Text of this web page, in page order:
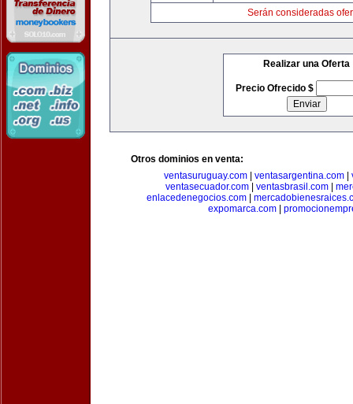
Serán consideradas
Realizar una Oferta
Precio Ofrecido $
Otros dominios en venta:
ventasuruguay.com| ventasargentina.com|
ventasecuador.com| ventasbrasil.com|
enlacedenegocios.com|
expomarca.com|